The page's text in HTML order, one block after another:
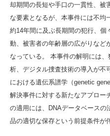
却期間の長短や手口の一貫性、被
な要素となるが、本事件には不均
約14年間に及ぶ長期間の犯行、
動、被害者の年齢層の広がりなど
なっている。 本事件の解明には
析、デジタル捜査技術の導入が不
における遺伝系譜学（genetic
解決事件に対する新たなアプロー
の適用には、DNAデータベース
品の適切な保存という前提条件が